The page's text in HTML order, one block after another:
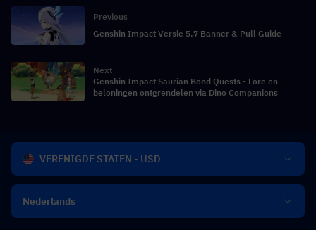
Previous
Genshin Impact Versie 5.7 Banner & Pull Guide
Next
Genshin Impact Saurian Bond Quests - Lore en
beloningen ontgrendelen via Dino Companions
VERENIGDE STATEN - USD
Nederlands